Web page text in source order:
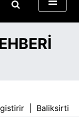
| Baliksirti